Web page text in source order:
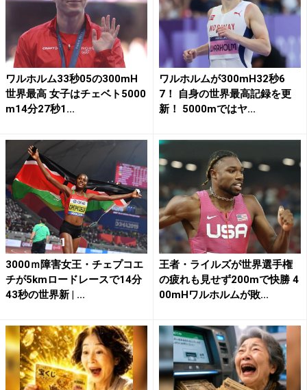
ワルホルム33秒05の300mH
世界最高 女子はチェベト5000
m14分27秒1...
ワルホルムが300mH32秒6
7！ 自身の世界最高記録を更
新！ 5000mではヤ...
3000ｍ障害女王・チェプコエ
チが5kmロードレースで14分
43秒の世界新 | ...
王者・ライルズが世界選手権
の疲れも見せず200mで快勝 4
00mHワルホルムが敗...